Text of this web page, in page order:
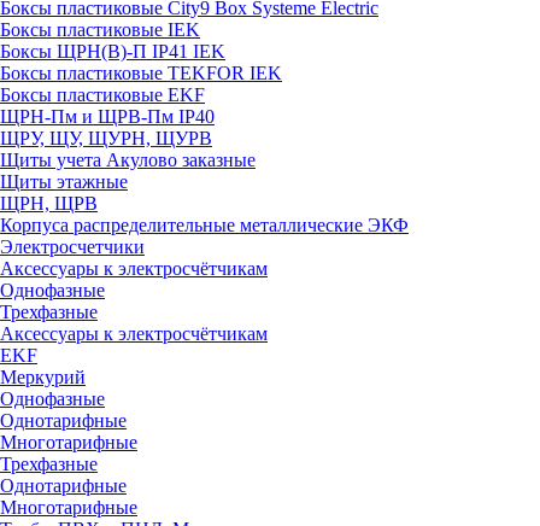
Боксы пластиковые City9 Box Systeme Electric
Боксы пластиковые IEK
Боксы ЩРН(В)-П IP41 IEK
Боксы пластиковые TEKFOR IEK
Боксы пластиковые EKF
ЩРН-Пм и ЩРВ-Пм IP40
ЩРУ, ЩУ, ЩУРН, ЩУРВ
Щиты учета Акулово заказные
Щиты этажные
ЩРН, ЩРВ
Корпуса распределительные металлические ЭКФ
Электросчетчики
Аксессуары к электросчётчикам
Однофазные
Трехфазные
Аксессуары к электросчётчикам
EKF
Меркурий
Однофазные
Однотарифные
Многотарифные
Трехфазные
Однотарифные
Многотарифные